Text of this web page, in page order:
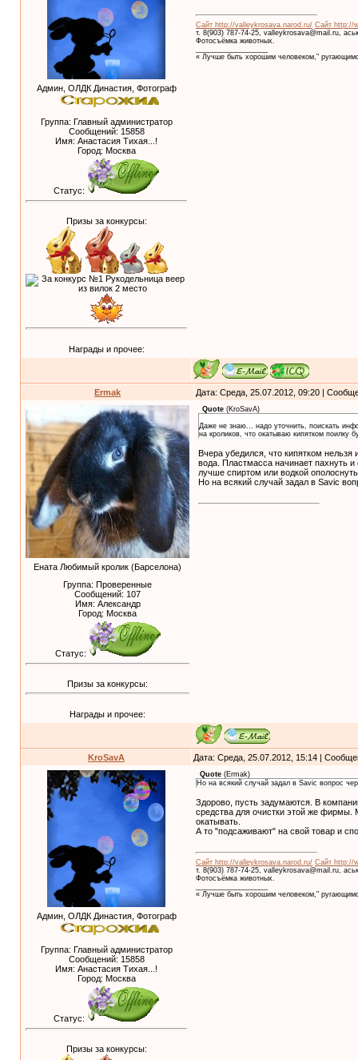
Админ, ОЛДК Династия, Фотограф
Группа: Главный администратор
Сообщений: 15858
Имя: Анастасия Тихая...!
Город: Москва
Статус:
Призы за конкурсы:
Награды и прочее:
Сайт http://valleykrosava.narod.ru/ Сайт http://
т. 8(903) 787-74-25, valleykrosava@mail.ru,
Фотосъёмка животных.
« Лучше быть хорошим человеком,"
Ermak Дата: Среда, 25.07.2012, 09:20 |
Ената Любимый кролик (Барселона)
Группа: Проверенные
Сообщений: 107
Имя: Александр
Город: Москва
Статус:
Призы за конкурсы:
Награды и прочее:
Quote (KroSavA)
Даже не знаю... надо уточнить, поискать
на кроликов, что окатываю кипятком
Вчера убедился, что кипятком
вода. Пластмасса начинает пахнуть и
лучше спиртом или водкой
Но на всякий случай задал в Savic
KroSavA Дата: Среда, 25.07.2012, 15:14 |
Админ, ОЛДК Династия, Фотограф
Группа: Главный администратор
Сообщений: 15858
Имя: Анастасия Тихая...!
Город: Москва
Статус:
Призы за конкурсы:
Quote (Ermak)
Но на всякий случай задал в Savic вопрос
Здорово, пусть задумаются. В
средства для очистки этой же фирмы.
окатывать.
А то "подсаживают" на свой товар и
Сайт http://valleykrosava.narod.ru/ Сайт http://
т. 8(903) 787-74-25, valleykrosava@mail.ru,
Фотосъёмка животных.
« Лучше быть хорошим человеком,"